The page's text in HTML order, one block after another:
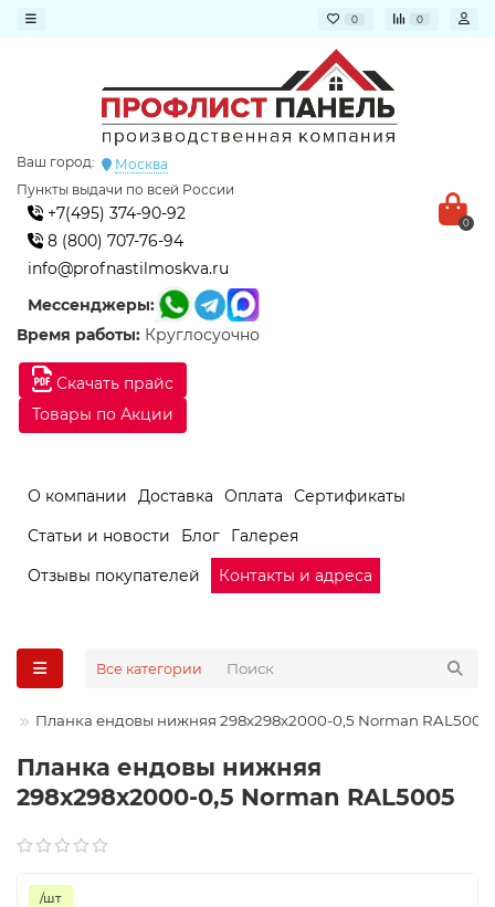
0 0
Скачать прайс
Товары по Акции
Ваш город:
Москва
Пункты выдачи по всей России
+7(495) 374-90-92
8 (800) 707-76-94
info@profnastilmoskva.ru
Мессенджеры:
Время работы: Круглосуочно
0
О компании Доставка Оплата
Сертификаты
Статьи и новости
Блог
Галерея
Отзывы покупателей
Контакты и адреса
Все категории
Планка ендовы нижняя 298х298х2000-0,5 Norman RAL5005
Планка ендовы нижняя
298х298х2000-0,5 Norman RAL5005
/шт